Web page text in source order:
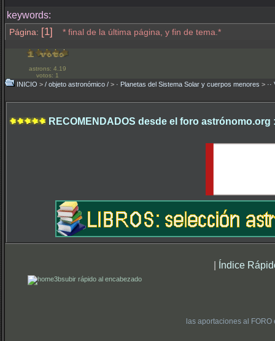
keywords:
Página: [1] * final de la última página, y fin de tema.*
astrons: 4.19
votos: 1
INICIO > / objeto astronómico / > · Planetas del Sistema Solar y cuerpos menores >
RECOMENDADOS desde el foro astrónomo.org
| Índice
subir rápido al encabezado
las aportaciones al